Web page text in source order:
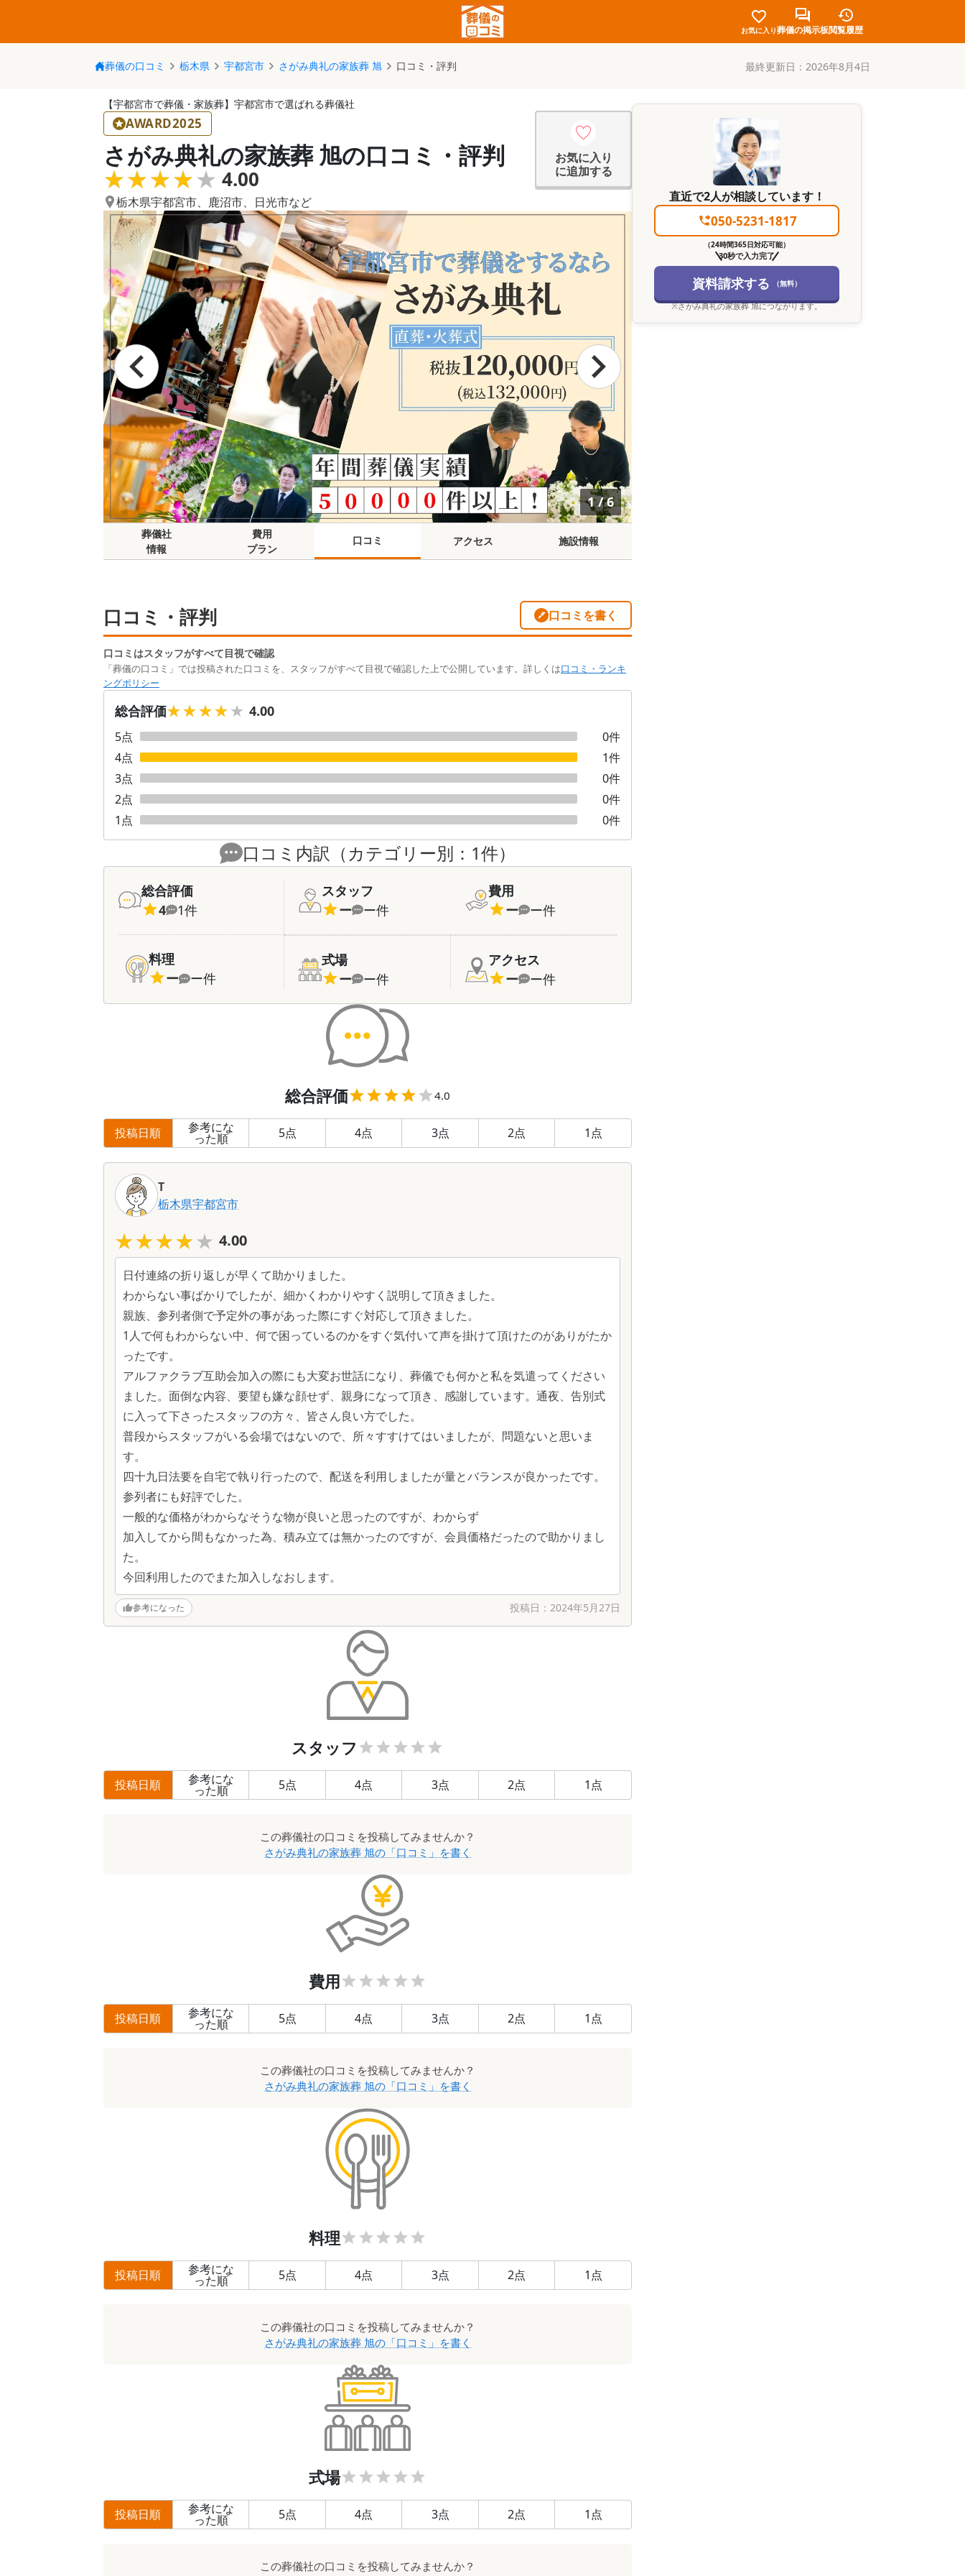
お気に入り葬儀の掲示板閲覧履歴
葬儀の口コミ 栃木県 宇都宮市 さがみ典礼の家族葬 旭 口コミ・評判 最終更新日： 2026年8月4日
【宇都宮市で葬儀・家族葬】宇都宮市で選ばれる葬儀社
AWARD2025
さがみ典礼の家族葬 旭の口コミ・評判
★★★★★
★★★★★ 4.00
お気に入り
に追加する
栃木県宇都宮市、 鹿沼市、 日光市など
1/6
葬儀社
情報
費用
プラン
口コミ アクセス 施設情報
口コミ・評判 口コミを書く
口コミはスタッフがすべて目視で確認
「葬儀の口コミ」では投稿された口コミを、スタッフがすべて目視で確認した上で公開しています。詳しくは口コミ・ランキ
ングポリシー
総合評価★★★★★
★★★★★ 4.00
5点 0件
4点 1件
3点 0件
2点 0件
1 点 0件
口コミ内訳（カテゴリー別： 1件）
総合評価
4
1件
スタッフ
ー
ー件
費用
ー
ー件
料理
ー
ー件
式場
ー
ー件
アクセス
ー
ー件
総合評価 4.0
投稿日順 参考にな
った順 5点 4点 3点 2点 1 点
T
栃木県宇都宮市
★★★★★
★★★★★ 4.00
日付連絡の折り返しが早くて助かりました。
わからない事ばかりでしたが、細かくわかりやすく説明して頂きました。
親族、参列者側で予定外の事があった際にすぐ対応して頂きました。
1人で何もわからない中、何で困っているのかをすぐ気付いて声を掛けて頂けたのがありがたか
ったです。
アルファクラブ互助会加入の際にも大変お世話になり、葬儀でも何かと私を気遣ってください
ました。面倒な内容、要望も嫌な顔せず、親身になって頂き、感謝しています。通夜、告別式
に入って下さったスタッフの方々、皆さん良い方でした。
普段からスタッフがいる会場ではないので、所々すすけてはいましたが、問題ないと思いま
す。
四十九日法要を自宅で執り行ったので、配送を利用しましたが量とバランスが良かったです。
参列者にも好評でした。
一般的な価格がわからなそうな物が良いと思ったのですが、わからず
加入してから間もなかった為、積み立ては無かったのですが、会員価格だったので助かりまし
た。
今回利用したのでまた加入しなおします。
参考になった 投稿日： 2024年5月27日
スタッフ
投稿日順 参考にな
った順 5点 4点 3点 2点 1 点
この葬儀社の口コミを投稿してみませんか？
さがみ典礼の家族葬 旭の「口コミ」を書く
費用
投稿日順 参考にな
った順 5点 4点 3点 2点 1 点
この葬儀社の口コミを投稿してみませんか？
さがみ典礼の家族葬 旭の「口コミ」を書く
料理
投稿日順 参考にな
った順 5点 4点 3点 2点 1 点
この葬儀社の口コミを投稿してみませんか？
さがみ典礼の家族葬 旭の「口コミ」を書く
式場
投稿日順 参考にな
った順 5点 4点 3点 2点 1 点
この葬儀社の口コミを投稿してみませんか？
直近で2人が相談しています！
050-5231-1817
（24時間365日対応可能）
30秒で入力完了
資料請求する （無料）
※さがみ典礼の家族葬 旭につながります。